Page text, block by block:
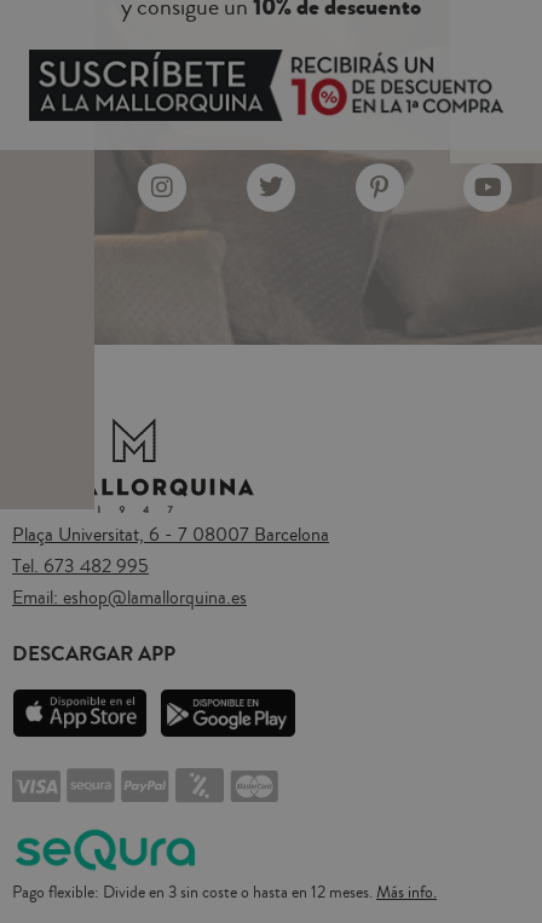
Plaça Universitat, 6 - 7 08007 Barcelona
Tel. 673 482 995
Email: eshop@lamallorquina.es
DESCARGAR APP
Pago flexible: Divide en 3 sin coste o hasta en 12 meses. Más info.